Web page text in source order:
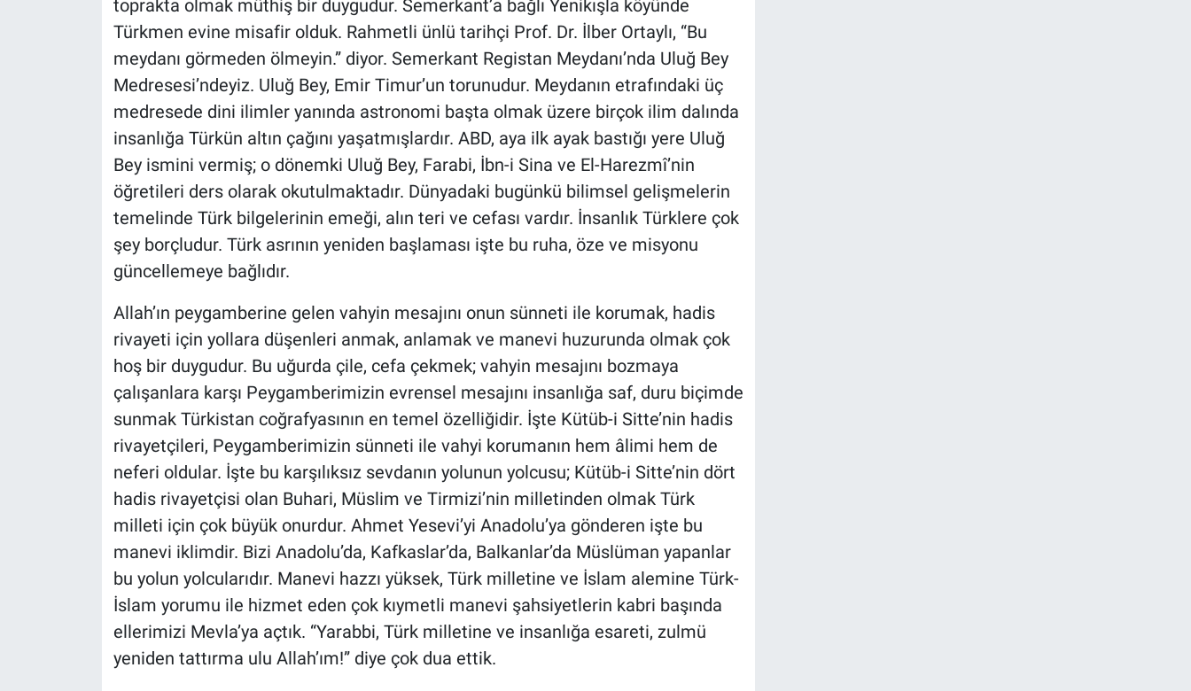
toprakta olmak müthiş bir duygudur. Semerkant’a bağlı Yenikışla köyünde
Türkmen evine misafir olduk. Rahmetli ünlü tarihçi Prof. Dr. İlber Ortaylı, “Bu
meydanı görmeden ölmeyin.” diyor. Semerkant Registan Meydanı’nda Uluğ Bey
Medresesi’ndeyiz. Uluğ Bey, Emir Timur’un torunudur. Meydanın etrafındaki üç
medresede dini ilimler yanında astronomi başta olmak üzere birçok ilim dalında
insanlığa Türkün altın çağını yaşatmışlardır. ABD, aya ilk ayak bastığı yere Uluğ
Bey ismini vermiş; o dönemki Uluğ Bey, Farabi, İbn-i Sina ve El-Harezmî’nin
öğretileri ders olarak okutulmaktadır. Dünyadaki bugünkü bilimsel gelişmelerin
temelinde Türk bilgelerinin emeği, alın teri ve cefası vardır. İnsanlık Türklere çok
şey borçludur. Türk asrının yeniden başlaması işte bu ruha, öze ve misyonu
güncellemeye bağlıdır.
Allah’ın peygamberine gelen vahyin mesajını onun sünneti ile korumak, hadis
rivayeti için yollara düşenleri anmak, anlamak ve manevi huzurunda olmak çok
hoş bir duygudur. Bu uğurda çile, cefa çekmek; vahyin mesajını bozmaya
çalışanlara karşı Peygamberimizin evrensel mesajını insanlığa saf, duru biçimde
sunmak Türkistan coğrafyasının en temel özelliğidir. İşte Kütüb-i Sitte’nin hadis
rivayetçileri, Peygamberimizin sünneti ile vahyi korumanın hem âlimi hem de
neferi oldular. İşte bu karşılıksız sevdanın yolunun yolcusu; Kütüb-i Sitte’nin dört
hadis rivayetçisi olan Buhari, Müslim ve Tirmizi’nin milletinden olmak Türk
milleti için çok büyük onurdur. Ahmet Yesevi’yi Anadolu’ya gönderen işte bu
manevi iklimdir. Bizi Anadolu’da, Kafkaslar’da, Balkanlar’da Müslüman yapanlar
bu yolun yolcularıdır. Manevi hazzı yüksek, Türk milletine ve İslam alemine Türk-
İslam yorumu ile hizmet eden çok kıymetli manevi şahsiyetlerin kabri başında
ellerimizi Mevla’ya açtık. “Yarabbi, Türk milletine ve insanlığa esareti, zulmü
yeniden tattırma ulu Allah’ım!” diye çok dua ettik.